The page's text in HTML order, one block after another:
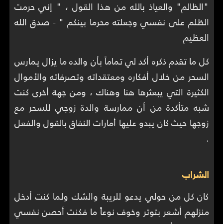
"الظالم" والعياذ بالله من هذا القول ، " إني حرمت
الظلم على نفسي وجعلته محرما بينكم " - صدق الله
العظيم
كل ما تقدم ذكره أكد لي تماماً بأن والده ما يزال يمارس
السحر من خلال أفكاره ومعتقداته وتصرفاته والأموال
الكثيرة التي يبعثرها هنا وهناك ، ومن جهة أخرى كنت
شبه متأكدة من أن ممارسة والدة زوجي للسحر مع
زوجها حيث كان يبدو عليها أمارات النفاق بالقول والفعل
.
الشراب
كان كل من حولي يدعو للريبة والشك ولما كنت أدخل
منزلهم أشعر بتوتر وخوف نوعاً ما فكنت أحصن نفسي